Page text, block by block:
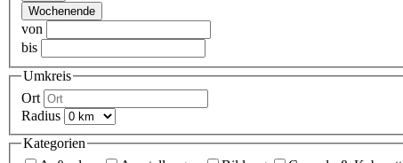
Wochenende
von
bis
Umkreis
Ort
Radius
Kategorien